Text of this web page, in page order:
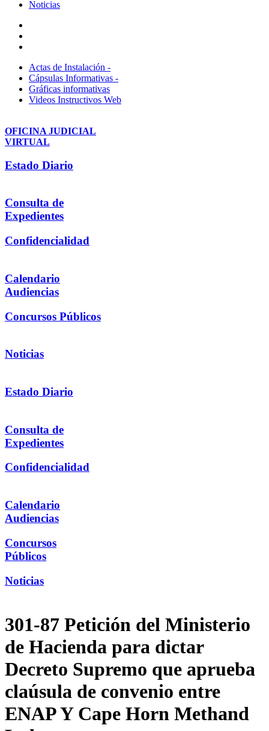
Noticias
Actas de Instalación -
Cápsulas Informativas -
Gráficas informativas
Videos Instructivos Web
OFICINA JUDICIAL
VIRTUAL
Estado Diario
Consulta de
Expedientes
Confidencialidad
Calendario
Audiencias
Concursos Públicos
Noticias
Estado Diario
Consulta de
Expedientes
Confidencialidad
Calendario
Audiencias
Concursos
Públicos
Noticias
301-87 Petición del Ministerio
de Hacienda para dictar
Decreto Supremo que aprueba
claúsula de convenio entre
ENAP Y Cape Horn Methand